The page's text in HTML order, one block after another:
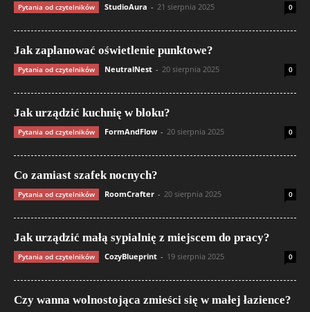
Pytania od czytelników StudioAura - 21 sierpnia 2025 0
Jak zaplanować oświetlenie punktowe?
Pytania od czytelników NeutralNest - 20 sierpnia 2025 0
Jak urządzić kuchnię w bloku?
Pytania od czytelników FormAndFlow - 20 sierpnia 2025 0
Co zamiast szafek nocnych?
Pytania od czytelników RoomCrafter - 20 sierpnia 2025 0
Jak urządzić małą sypialnię z miejscem do pracy?
Pytania od czytelników CozyBlueprint - 19 sierpnia 2025 0
Czy wanna wolnostojąca zmieści się w małej łazience?